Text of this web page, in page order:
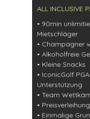
ALL INCLUSIVE
• 90min
Mietschläger
• Champagner
• Alkoholfreie
• Kleine Snacks
• IconicGolf
Unterstützung
• Team
•
• Einmalige